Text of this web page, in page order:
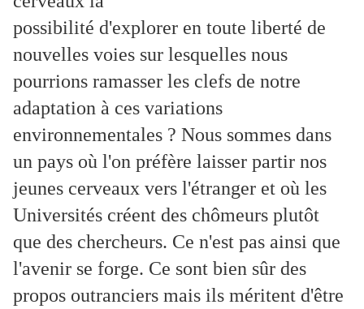
possibilité d'explorer en toute liberté de
nouvelles voies sur lesquelles nous
pourrions ramasser les clefs de notre
adaptation à ces variations
environnementales ? Nous sommes dans
un pays où l'on préfère laisser partir nos
jeunes cerveaux vers l'étranger et où les
Universités créent des chômeurs plutôt
que des chercheurs. Ce n'est pas ainsi que
l'avenir se forge. Ce sont bien sûr des
propos outranciers mais ils méritent d'être